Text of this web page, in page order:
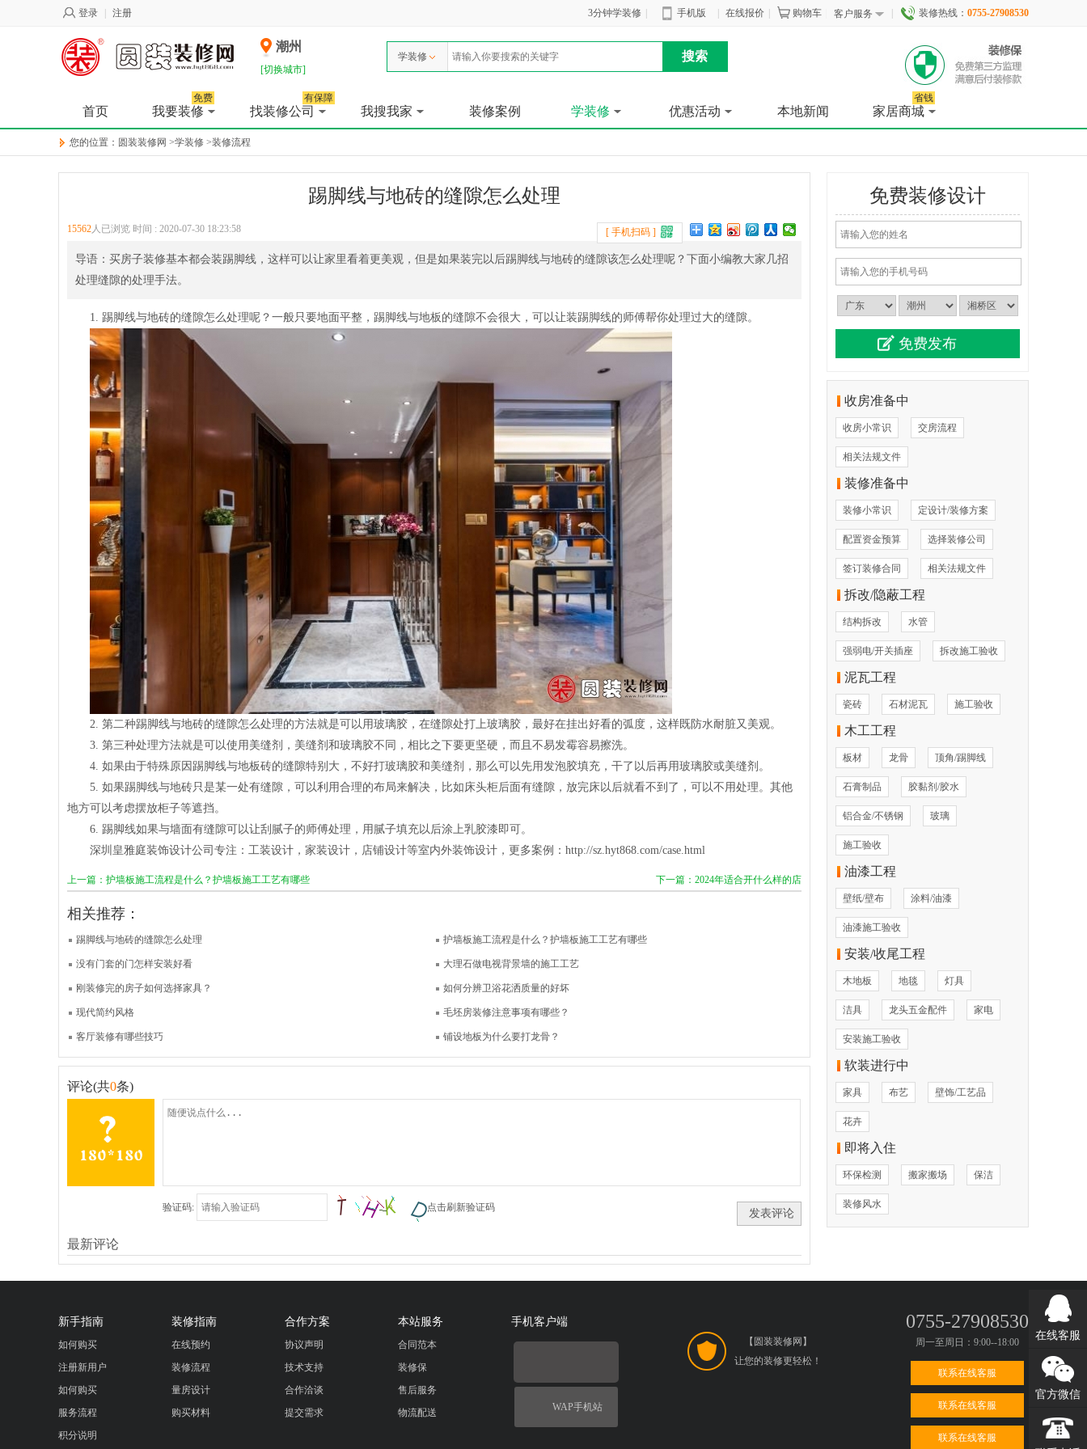
登录 注册 3分钟学装修 手机版 在线报价 购物车 客户服务 装修热线： 0755-27908530
潮州
[切换城市]
学装修
首页 我要装修
免费
找装修公司
有保障
我搜我家 装修案例 学装修 优惠活动 本地新闻 家居商城
省钱
您的位置： 圆装装修网 >学装修 >装修流程
踢脚线与地砖的缝隙怎么处理
15562人已浏览 时间 : 2020-07-30 18:23:58 [ 手机扫码 ]
导语：买房子装修基本都会装踢脚线，这样可以让家里看着更美观，但是如果装完以后踢脚线与地砖的缝隙该怎么处理呢？下面小编教大家几招
处理缝隙的处理手法。
1. 踢脚线与地砖的缝隙怎么处理呢？一般只要地面平整，踢脚线与地板的缝隙不会很大，可以让装踢脚线的师傅帮你处理过大的缝隙。
2. 第二种踢脚线与地砖的缝隙怎么处理的方法就是可以用玻璃胶，在缝隙处打上玻璃胶，最好在挂出好看的弧度，这样既防水耐脏又美观。
3. 第三种处理方法就是可以使用美缝剂，美缝剂和玻璃胶不同，相比之下要更坚硬，而且不易发霉容易擦洗。
4. 如果由于特殊原因踢脚线与地板砖的缝隙特别大，不好打玻璃胶和美缝剂，那么可以先用发泡胶填充，干了以后再用玻璃胶或美缝剂。
5. 如果踢脚线与地砖只是某一处有缝隙，可以利用合理的布局来解决，比如床头柜后面有缝隙，放完床以后就看不到了，可以不用处理。其他
地方可以考虑摆放柜子等遮挡。
6. 踢脚线如果与墙面有缝隙可以让刮腻子的师傅处理，用腻子填充以后涂上乳胶漆即可。
深圳皇雅庭装饰设计公司专注：工装设计，家装设计，店铺设计等室内外装饰设计，更多案例： http://sz.hyt868.com/case.html
上一篇：护墙板施工流程是什么？护墙板施工工艺有哪些 下一篇：2024年适合开什么样的店
相关推荐：
踢脚线与地砖的缝隙怎么处理 护墙板施工流程是什么？护墙板施工工艺有哪些
没有门套的门怎样安装好看 大理石做电视背景墙的施工工艺
刚装修完的房子如何选择家具？ 如何分辨卫浴花洒质量的好坏
现代简约风格 毛坯房装修注意事项有哪些？
客厅装修有哪些技巧 铺设地板为什么要打龙骨？
评论(共0条)
验证码: 点击刷新验证码
最新评论
免费装修设计
收房准备中
收房小常识 交房流程
相关法规文件
装修准备中
装修小常识 定设计/装修方案
配置资金预算 选择装修公司
签订装修合同 相关法规文件
拆改/隐蔽工程
结构拆改 水管
强弱电/开关插座 拆改施工验收
泥瓦工程
瓷砖 石材泥瓦 施工验收
木工工程
板材 龙骨 顶角/踢脚线
石膏制品 胶黏剂/胶水
铝合金/不锈钢 玻璃
施工验收
油漆工程
壁纸/壁布 涂料/油漆
油漆施工验收
安装/收尾工程
木地板 地毯 灯具
洁具 龙头五金配件 家电
安装施工验收
软装进行中
家具 布艺 壁饰/工艺品
花卉
即将入住
环保检测 搬家搬场 保洁
装修风水
新手指南
如何购买
注册新用户
如何购买
服务流程
积分说明
装修指南
在线预约
装修流程
量房设计
购买材料
合作方案
协议声明
技术支持
合作洽谈
提交需求
本站服务
合同范本
装修保
售后服务
物流配送
手机客户端
WAP手机站
【圆装装修网】
让您的装修更轻松！
0755-27908530
周一至周日：9:00--18:00
联系在线客服
联系在线客服
联系在线客服
在线客服
官方微信